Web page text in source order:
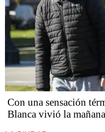
Con una sensación
Blanca vivió la